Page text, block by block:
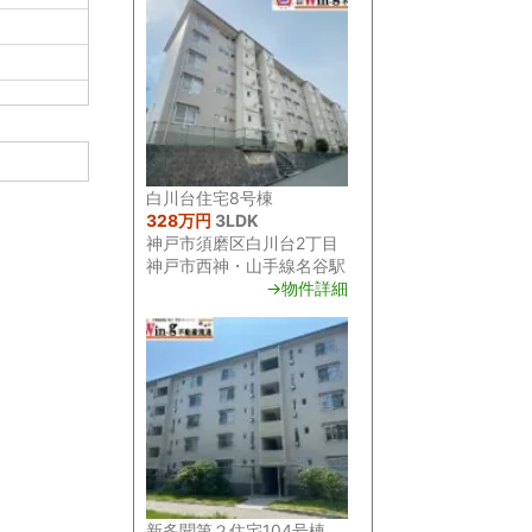
白川台住宅8号棟
328万円 3LDK
神戸市須磨区白川台2丁目
神戸市西神・山手線名谷駅
→物件詳細